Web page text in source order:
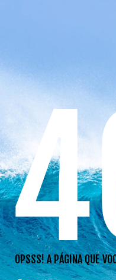
OPSSS! A PÁGINA QUE